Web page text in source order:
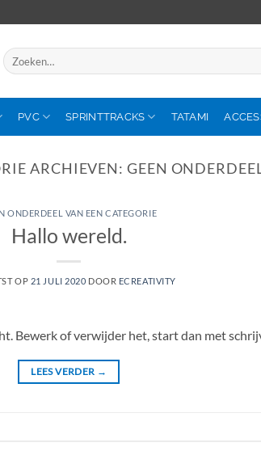
Zoeken
naar:
PVC SPRINTTRACKS TATAMI
ARCHIEVEN: GEEN
ONDERDEEL VAN EEN CATEGORIE
Hallo wereld.
OP 21 JULI 2020 DOOR ECREATIVITY
Bewerk of verwijder het, start dan met
LEES VERDER →